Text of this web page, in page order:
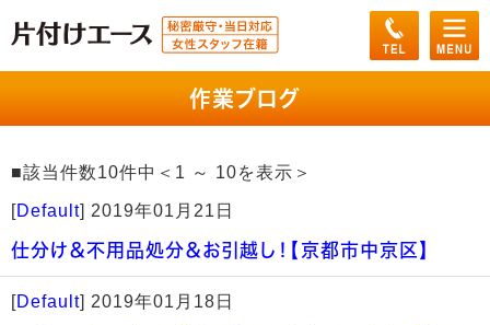
作業ブログ
■該当件数10件中＜1 ～ 10を表示＞
[Default] 2019年01月21日
仕分け＆不用品処分＆お引越し！【京都市中京区】
[Default] 2019年01月18日